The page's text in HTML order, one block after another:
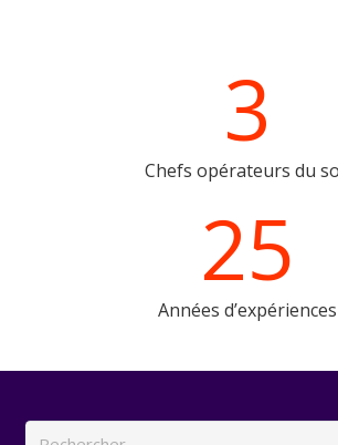
3
Chefs opérateurs du
25
Années d’expériences
Rechercher :